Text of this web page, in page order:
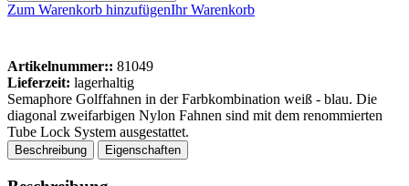
Zum Warenkorb hinzufügenIhr Warenkorb
Artikelnummer:: 81049
Lieferzeit: lagerhaltig
Semaphore Golffahnen in der Farbkombination weiß - blau. Die
diagonal zweifarbigen Nylon Fahnen sind mit dem renommierten
Tube Lock System ausgestattet.
Beschreibung Eigenschaften